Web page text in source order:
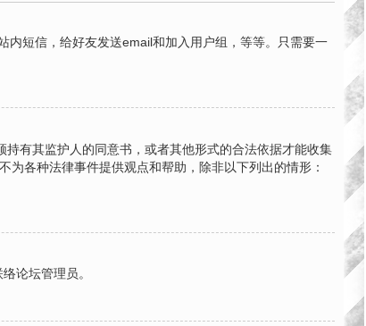
内短信，给好友发送email和加入用户组，等等。只需要一
有其监护人的同意书，或者其他形式的合法依据才能收集
各种法律事件提供观点和帮助，除非以下列出的情形：
论坛管理员。